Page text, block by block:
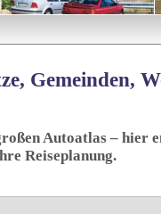
Gemeinden,
Autoatlas – hier
Reiseplanung.